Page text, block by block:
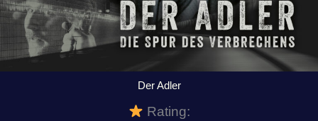
Der Adler
Rating: